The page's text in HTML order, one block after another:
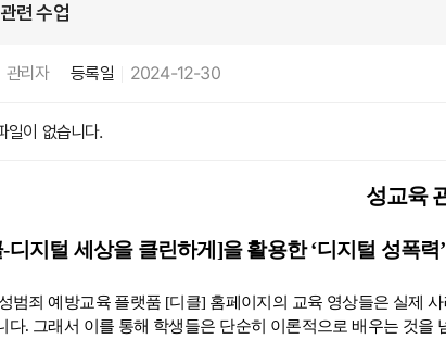
련 수업
관리자 등록일 2024-12-30
일이 없습니다.
성교육
-디지털 세상을 클린하게 ]을 활용한‘디지털 성폭력’
범죄 예방교육 플랫품 [디클] 홈페이지의 교육 영상들은 실제
다. 그래서 이를 통해 학생들은 단순히 이론적으로 배우는 것을